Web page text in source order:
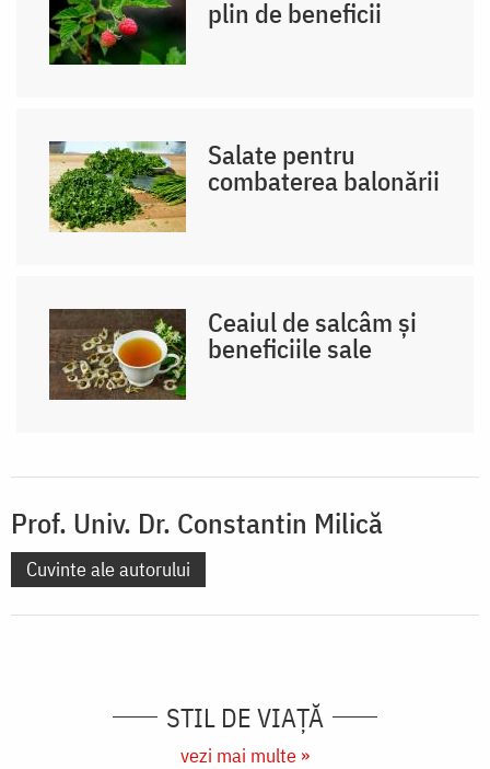
plin de beneficii
Salate pentru
combaterea balonării
Ceaiul de salcâm și
beneficiile sale
Prof. Univ. Dr. Constantin Milică
Cuvinte ale autorului
STIL DE VIAŢĂ
vezi mai multe »